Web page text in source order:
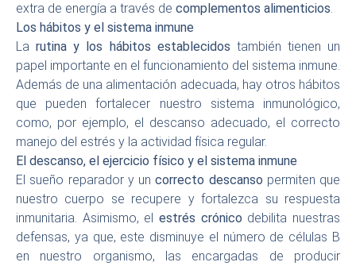
extra de energía a través de complementos alimenticios.
Los hábitos y el sistema inmune
Larutina y los hábitos establecidos también tienen un
papel importante en el funcionamiento del sistema inmune.
Además de una alimentación adecuada, hay otros hábitos
que pueden fortalecer nuestro sistema inmunológico,
como, por ejemplo, el descanso adecuado, el correcto
manejo del estrés y la actividad física regular.
El descanso, el ejercicio físico y el sistema inmune
El sueño reparador y uncorrecto descanso permiten que
nuestro cuerpo se recupere y fortalezca su respuesta
inmunitaria. Asimismo, el estrés crónico debilita nuestras
defensas, ya que, este disminuye el número de células B
en nuestro organismo, las encargadas de producir